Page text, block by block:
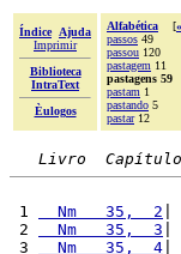
Índice
Ajuda
Imprimir
Biblioteca
IntraText
Èulogos
Alfabética [«
passos 49
passou 120
pastagem 11
pastagens 59
pastam 1
pastando 5
pastar12
Livro
1
  Nm   35,  2
2
  Nm   35,  3
3
  Nm   35,  4